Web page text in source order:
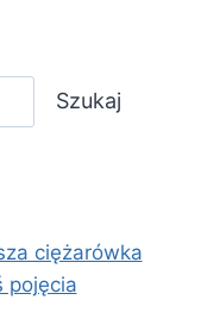
Szukaj
ciężarówka
pojęcia